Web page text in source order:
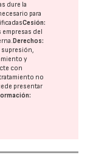
dure la
para
Cesión:
empresas del
Derechos:
y
con
no
presentar